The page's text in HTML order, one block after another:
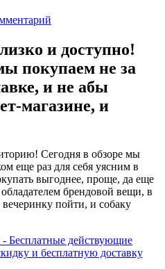
и доступно!
покупаем не за
и не абы
магазине, и
Сегодня в обзоре мы
еще раз для себя уясним в
выгоднее, проще, да еще
брендовой вещи, в
пойти, и собаку